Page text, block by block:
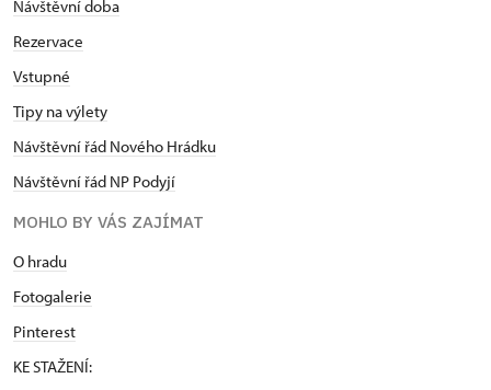
Návštěvní doba
Rezervace
Vstupné
Tipy na výlety
Návštěvní řád Nového Hrádku
Návštěvní řád NP Podyjí
MOHLO BY VÁS ZAJÍMAT
O hradu
Fotogalerie
Pinterest
KE STAŽENÍ: